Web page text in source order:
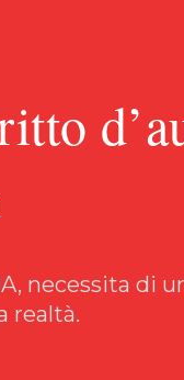
necessita di
realtà.